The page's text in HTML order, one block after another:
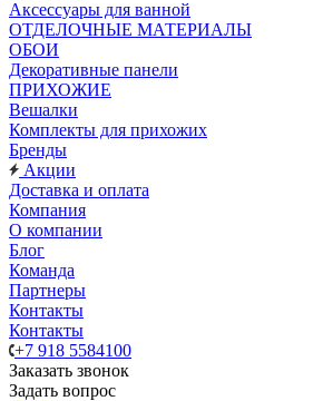
Аксессуары для ванной
ОТДЕЛОЧНЫЕ МАТЕРИАЛЫ
ОБОИ
Декоративные панели
ПРИХОЖИЕ
Вешалки
Комплекты для прихожих
Бренды
Акции
Доставка и оплата
Компания
О компании
Блог
Команда
Партнеры
Контакты
Контакты
+7 918 5584100
Заказать звонок
Задать вопрос